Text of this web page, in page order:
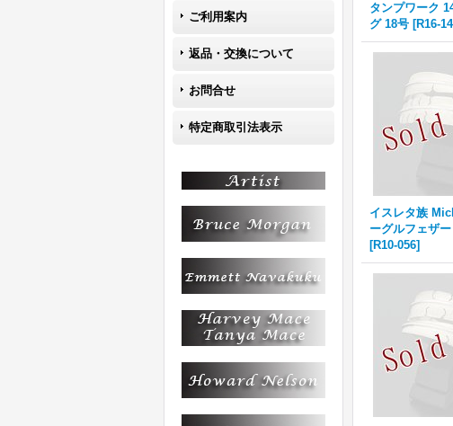
ご利用案内
返品・交換について
お問合せ
特定商取引法表示
タンプワーク
グ 18号 [R16-
イスレタ族
ーグルフェザ
[R10-056]